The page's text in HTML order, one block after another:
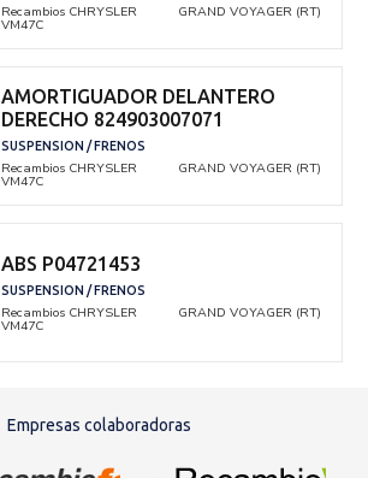
Recambios CHRYSLER GRAND VOYAGER (RT)
VM47C
AMORTIGUADOR DELANTERO
DERECHO 824903007071
SUSPENSION / FRENOS
Recambios CHRYSLER GRAND VOYAGER (RT)
VM47C
ABS P04721453
SUSPENSION / FRENOS
Recambios CHRYSLER GRAND VOYAGER (RT)
VM47C
Empresas colaboradoras